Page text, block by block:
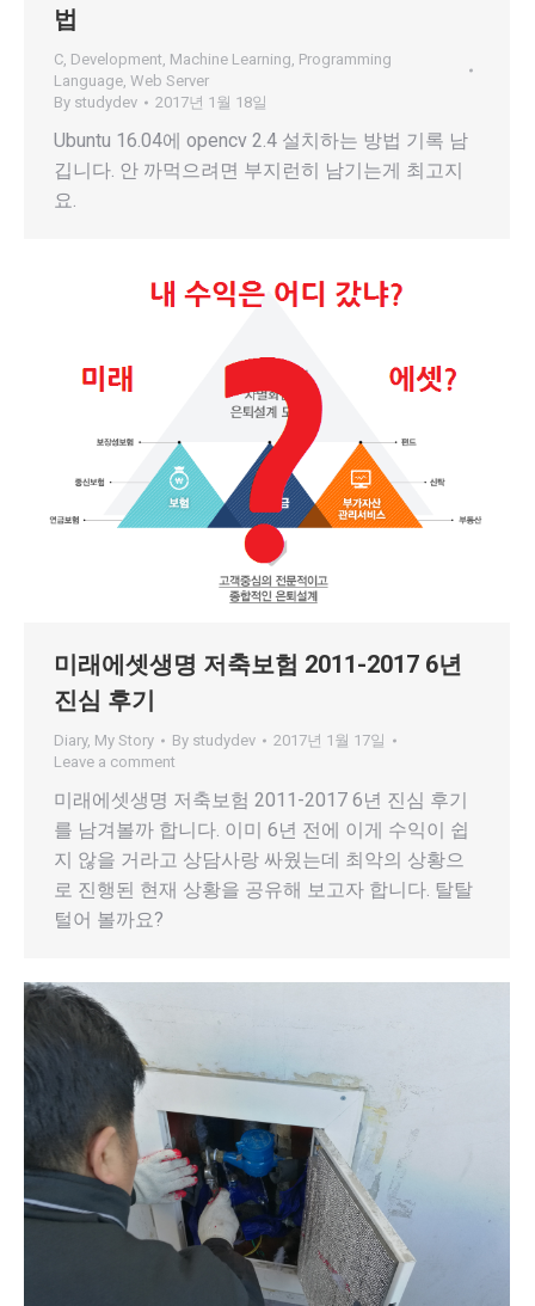
법
C, Development, Machine Learning, Programming
Language, Web Server
By studydev 2017년 1월 18일
Ubuntu 16.04에 opencv 2.4 설치하는 방법 기록 남
깁니다. 안 까먹으려면 부지런히 남기는게 최고지
요.
미래에셋생명 저축보험 2011-2017 6년
진심 후기
Diary, My Story By studydev
2017년 1월 17일
Leave a comment
미래에셋생명 저축보험 2011-2017 6년 진심 후기
를 남겨볼까 합니다. 이미 6년 전에 이게 수익이 쉽
지 않을 거라고 상담사랑 싸웠는데 최악의 상황으
로 진행된 현재 상황을 공유해 보고자 합니다. 탈탈
털어 볼까요?